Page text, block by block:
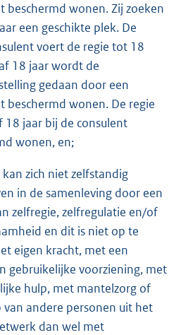
beschermd wonen. Zij zoeken
een geschikte plek. De
voert de regie tot 18
18 jaar wordt de
gedaan door een
beschermd wonen. De regie
18 jaar bij de consulent
wonen, en;
kan zich niet zelfstandig
in de samenleving door een
zelfregie, zelfregulatie en/of
en dit is niet op te
eigen kracht, met een
gebruikelijke voorziening, met
hulp, met mantelzorg of
van andere personen uit het
dan wel met